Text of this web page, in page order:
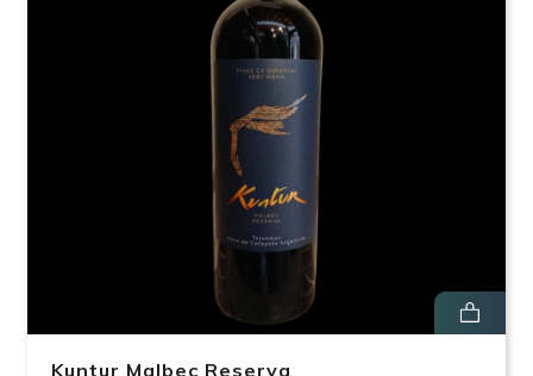
Kuntur Malbec Reserva